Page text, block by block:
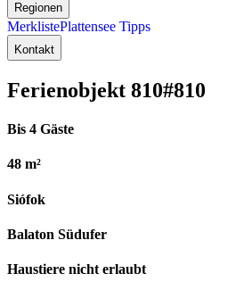
Regionen
MerklistePlattensee Tipps
Kontakt
Ferienobjekt 810#810
Bis 4 Gäste
48 m²
Siófok
Balaton Südufer
Haustiere nicht erlaubt